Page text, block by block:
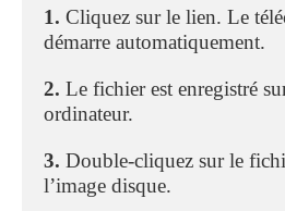
1. Cliquez sur le lien. Le
démarre automatiquement.
2. Le fichier est enregistré
ordinateur.
3. Double-cliquez sur le
l’image disque.